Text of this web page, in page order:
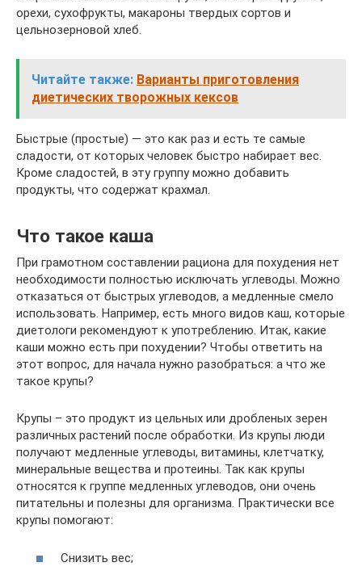
орехи, сухофрукты, макароны твердых сортов и
цельнозерновой хлеб.
Читайте также: Варианты приготовления
диетических творожных кексов
Быстрые (простые) — это как раз и есть те самые
сладости, от которых человек быстро набирает вес.
Кроме сладостей, в эту группу можно добавить
продукты, что содержат крахмал.
Что такое каша
При грамотном составлении рациона для похудения нет
необходимости полностью исключать углеводы. Можно
отказаться от быстрых углеводов, а медленные смело
использовать. Например, есть много видов каш, которые
диетологи рекомендуют к употреблению. Итак, какие
каши можно есть при похудении? Чтобы ответить на
этот вопрос, для начала нужно разобраться: а что же
такое крупы?
Крупы – это продукт из цельных или дробленых зерен
различных растений после обработки. Из крупы люди
получают медленные углеводы, витамины, клетчатку,
минеральные вещества и протеины. Так как крупы
относятся к группе медленных углеводов, они очень
питательны и полезны для организма. Практически все
крупы помогают:
Снизить вес;